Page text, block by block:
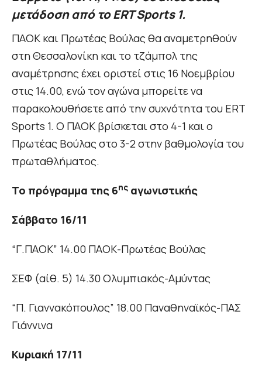
μετάδοση από το ERT Sports 1.
ΠΑΟΚ και Πρωτέας Βούλας θα αναμετρηθούν
στη Θεσσαλονίκη και το τζάμπολ της
αναμέτρησης έχει οριστεί στις 16 Νοεμβρίου
στις 14.00, ενώ τον αγώνα μπορείτε να
παρακολουθήσετε από την συχνότητα του ERT
Sports 1. Ο ΠΑΟΚ βρίσκεται στο 4-1 και ο
Πρωτέας Βούλας στο 3-2 στην βαθμολογία του
πρωταθλήματος.
Το πρόγραμμα της 6ης αγωνιστικής
Σάββατο 16/11
“Γ.ΠΑΟΚ” 14.00 ΠΑΟΚ-Πρωτέας Βούλας
ΣΕΦ (αίθ. 5) 14.30 Ολυμπιακός-Αμύντας
“Π. Γιαννακόπουλος” 18.00 Παναθηναϊκός-ΠΑΣ
Γιάννινα
Κυριακή 17/11